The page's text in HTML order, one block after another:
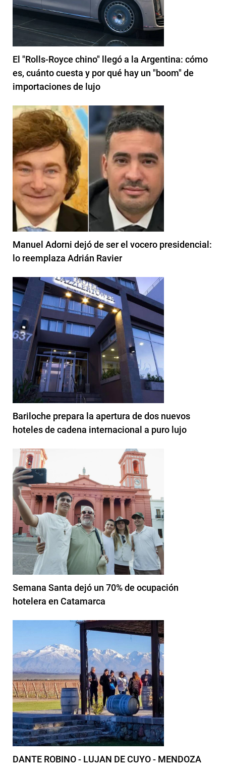
El "Rolls-Royce chino" llegó a la Argentina: cómo
es, cuánto cuesta y por qué hay un "boom" de
importaciones de lujo
Manuel Adorni dejó de ser el vocero presidencial:
lo reemplaza Adrián Ravier
Bariloche prepara la apertura de dos nuevos
hoteles de cadena internacional a puro lujo
Semana Santa dejó un 70% de ocupación
hotelera en Catamarca
DANTE ROBINO - LUJAN DE CUYO - MENDOZA